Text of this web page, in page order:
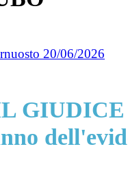
20/06/2026
GIUDICE